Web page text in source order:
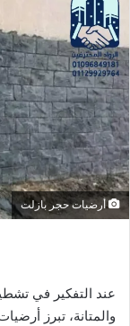
ب
ي
د
ا
إ
ل
ت
ي
ا
أرضيات حجر بازلت
عند التفكير في
والمتانة، تبرز